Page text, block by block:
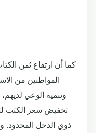
كما أن ارتفاع ثمن
المواطنين من
وتنمية الوعي
تخفيض سعر الكتب
ذوي الدخل المحدود.